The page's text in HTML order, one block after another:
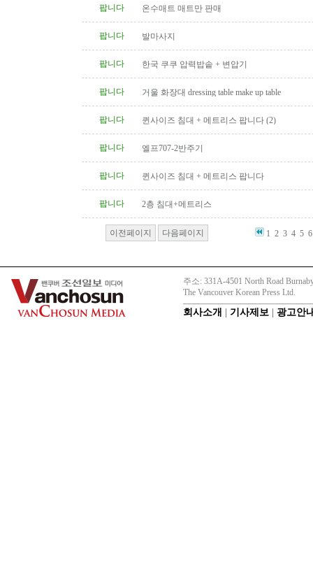
팝니다 온수매트 매트만 판매
팝니다 발마사지
팝니다 한국 쿠쿠 압력밥솥 + 변압기
팝니다 거울 화장대 dressing table make up table
팝니다 퀸사이즈 침대 + 메트리스 팝니다 (2)
팝니다 엘프707-2반주기
팝니다 퀸사이즈 침대 + 메트리스 팝니다
팝니다 2층 침대+메트리스
이전페이지 다음페이지 1 2 3 4 5 6
주소: 331A-4501 North Road
The Vancouver Korean Press Ltd.
회사소개 기사제보 광고안